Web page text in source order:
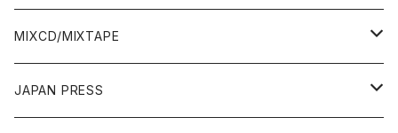
BREAKS/MEGAMIX/CUT UP
RE-EDIT/DJ TOOLS
MIXCD/MIXTAPE
MIXCD
JAPAN PRESS